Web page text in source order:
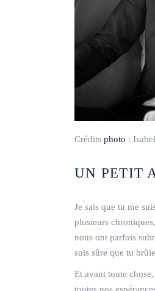
Crédits photo :
UN PETIT
Je sais que tu me
plusieurs
nous ont parfois
suis sûre que tu
Et avant toute